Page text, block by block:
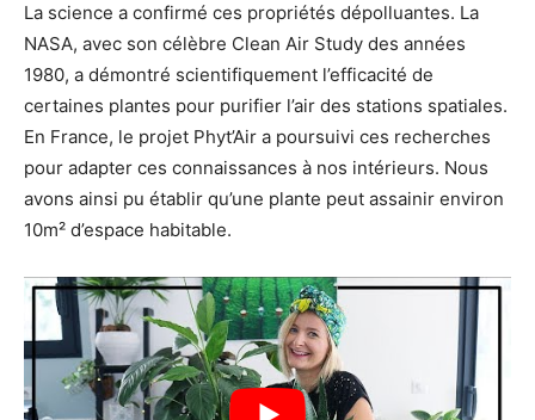
La science a confirmé ces propriétés dépolluantes. La
NASA, avec son célèbre Clean Air Study des années
1980, a démontré scientifiquement l’efficacité de
certaines plantes pour purifier l’air des stations spatiales.
En France, le projet Phyt’Air a poursuivi ces recherches
pour adapter ces connaissances à nos intérieurs. Nous
avons ainsi pu établir qu’une plante peut assainir environ
10m² d’espace habitable.